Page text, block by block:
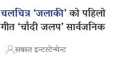
चलचित्र ‘जलाकी’को पहिलो
गीत ‘चाँदी जलप’ सार्वजनिक
सबस्त इन्टरटेन्मेन्ट